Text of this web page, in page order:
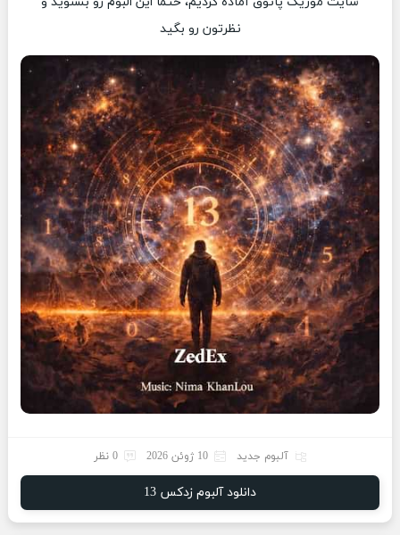
نظرتون رو بگید
آلبوم جدید 10 ژوئن 2026 0 نظر
دانلود آلبوم زدکس 13